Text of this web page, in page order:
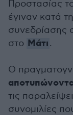
Προστασίας
έγιναν κατά
συνεδρίασης
στο Μάτι.
Ο
τις
συνομιλίες